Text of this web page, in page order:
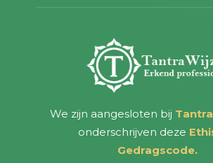
We zijn aangesloten bij
onderschrijven deze
Gedragscode.